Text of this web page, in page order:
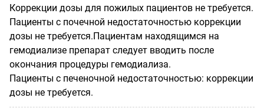
Коррекции дозы для пожилых пациентов не требуется.
Пациенты с почечной недостаточностью коррекции
дозы не требуется.Пациентам находящимся на
гемодиализе препарат следует вводить после
окончания процедуры гемодиализа.
Пациенты с печеночной недостаточностью: коррекции
дозы не требуется.